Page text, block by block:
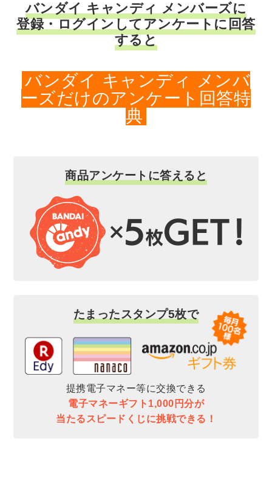
バンダイ キャンディ メンバーズに
登録・ログインしてアンケートに回答
すると
バンダイ キャンディ メンバ
ーズだけのアンケート回答特
典
商品アンケートに答えると
たまったスタンプ5枚で
提携電子マネー等に交換できる
電子マネーギフト1,000円分が
当たるスピードくじに挑戦できる！